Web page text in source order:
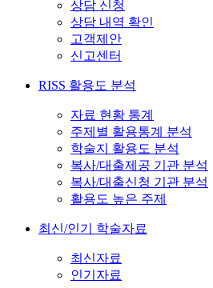
상담 신청
상담 내역 확인
고객제안
신고센터
RISS 활용도 분석
자료 현황 통계
주제별 활용통계 분석
학술지 활용도 분석
복사/대출제공 기관 분석
복사/대출신청 기관 분석
활용도 높은 주제
최신/인기 학술자료
최신자료
인기자료